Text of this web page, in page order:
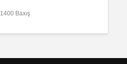
1400 Baxış